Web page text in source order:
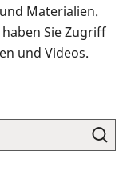
Materialien.
Sie Zugriff
und Videos.